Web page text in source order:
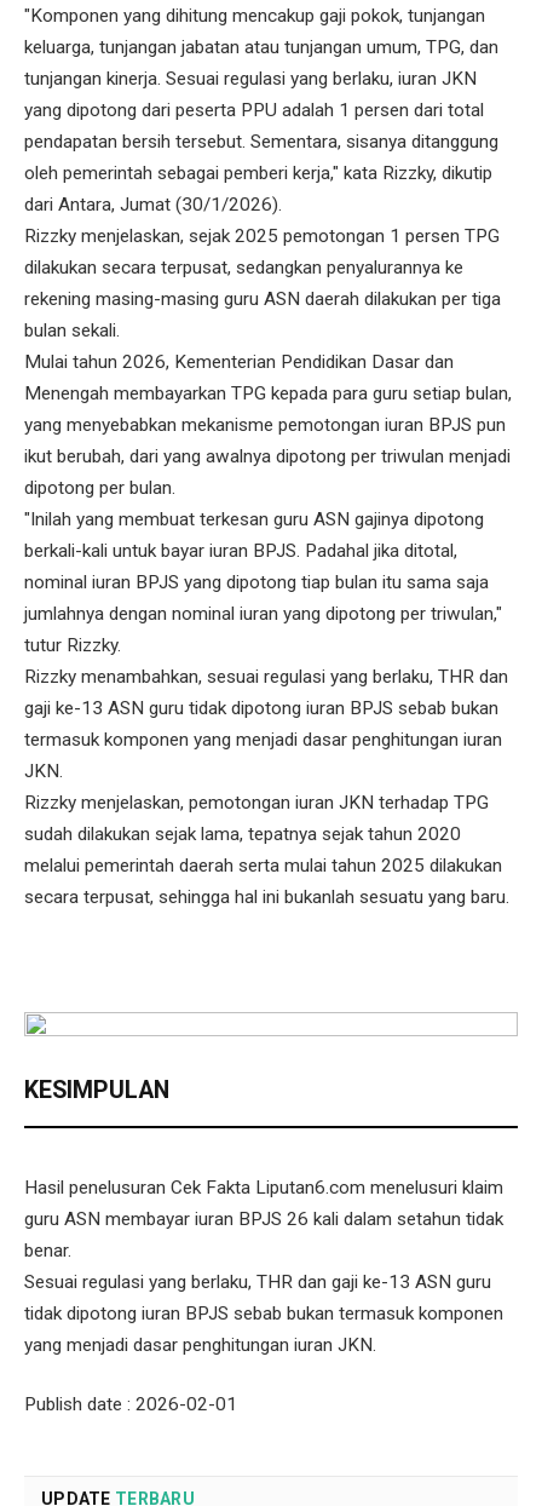
"Komponen yang dihitung mencakup gaji pokok, tunjangan
keluarga, tunjangan jabatan atau tunjangan umum, TPG, dan
tunjangan kinerja. Sesuai regulasi yang berlaku, iuran JKN
yang dipotong dari peserta PPU adalah 1 persen dari total
pendapatan bersih tersebut. Sementara, sisanya ditanggung
oleh pemerintah sebagai pemberi kerja," kata Rizzky, dikutip
dari Antara, Jumat (30/1/2026).
Rizzky menjelaskan, sejak 2025 pemotongan 1 persen TPG
dilakukan secara terpusat, sedangkan penyalurannya ke
rekening masing-masing guru ASN daerah dilakukan per tiga
bulan sekali.
Mulai tahun 2026, Kementerian Pendidikan Dasar dan
Menengah membayarkan TPG kepada para guru setiap bulan,
yang menyebabkan mekanisme pemotongan iuran BPJS pun
ikut berubah, dari yang awalnya dipotong per triwulan menjadi
dipotong per bulan.
"Inilah yang membuat terkesan guru ASN gajinya dipotong
berkali-kali untuk bayar iuran BPJS. Padahal jika ditotal,
nominal iuran BPJS yang dipotong tiap bulan itu sama saja
jumlahnya dengan nominal iuran yang dipotong per triwulan,"
tutur Rizzky.
Rizzky menambahkan, sesuai regulasi yang berlaku, THR dan
gaji ke-13 ASN guru tidak dipotong iuran BPJS sebab bukan
termasuk komponen yang menjadi dasar penghitungan iuran
JKN.
Rizzky menjelaskan, pemotongan iuran JKN terhadap TPG
sudah dilakukan sejak lama, tepatnya sejak tahun 2020
melalui pemerintah daerah serta mulai tahun 2025 dilakukan
secara terpusat, sehingga hal ini bukanlah sesuatu yang baru.
KESIMPULAN
Hasil penelusuran Cek Fakta Liputan6.com menelusuri klaim
guru ASN membayar iuran BPJS 26 kali dalam setahun tidak
benar.
Sesuai regulasi yang berlaku, THR dan gaji ke-13 ASN guru
tidak dipotong iuran BPJS sebab bukan termasuk komponen
yang menjadi dasar penghitungan iuran JKN.
Publish date : 2026-02-01
UPDATE TERBARU